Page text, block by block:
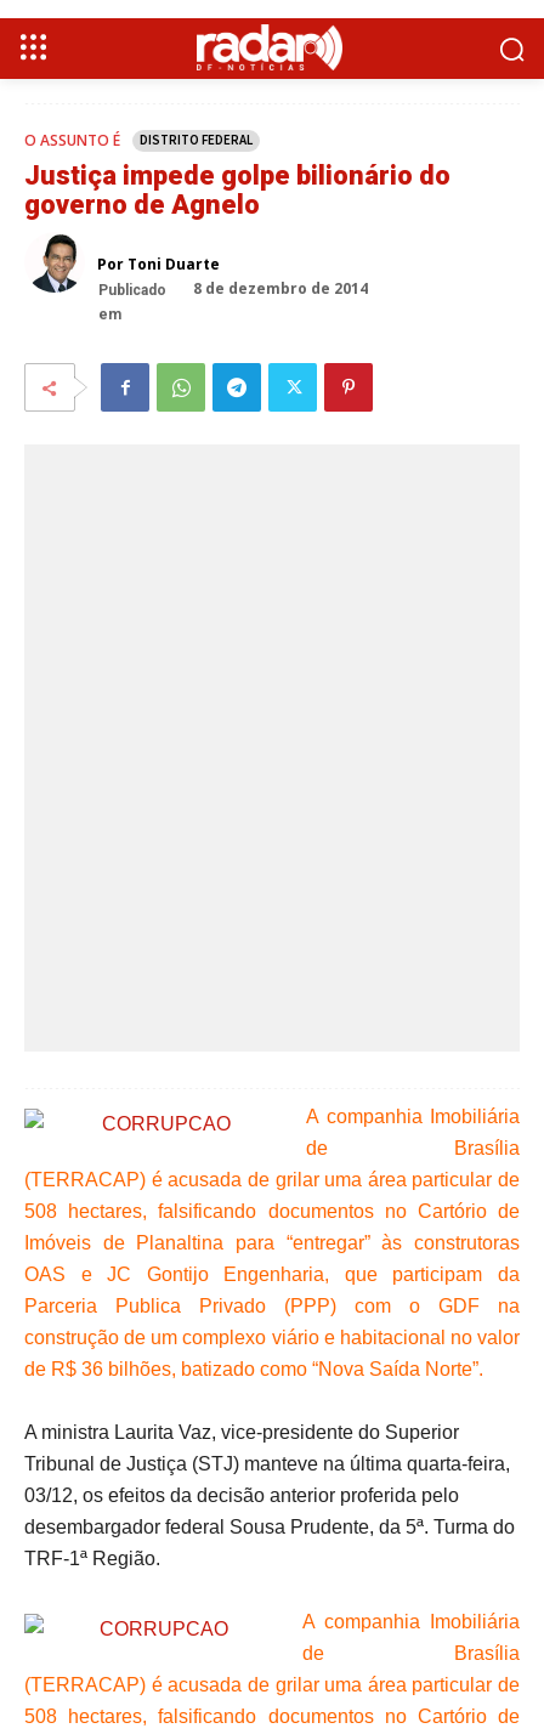
O ASSUNTO É DISTRITO FEDERAL
Justiça impede golpe bilionário do
governo de Agnelo
Por Toni Duarte
Publicado
em
8 de dezembro de 2014
A companhia Imobiliária
de Brasília
(TERRACAP) é acusada de grilar uma área particular de
508 hectares, falsificando documentos no Cartório de
Imóveis de Planaltina para “entregar” às construtoras
OAS e JC Gontijo Engenharia, que participam da
Parceria Publica Privado (PPP) com o GDF na
construção de um complexo viário e habitacional no valor
de R$ 36 bilhões, batizado como “Nova Saída Norte”.
A ministra Laurita Vaz, vice-presidente do Superior
Tribunal de Justiça (STJ) manteve na última quarta-feira,
03/12, os efeitos da decisão anterior proferida pelo
desembargador federal Sousa Prudente, da 5ª. Turma do
TRF-1ª Região.
A companhia Imobiliária
de Brasília
(TERRACAP) é acusada de grilar uma área particular de
508 hectares, falsificando documentos no Cartório de